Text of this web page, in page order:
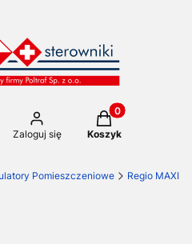
wyszukiwarkę
Zaloguj się
Produkty w
Koszyk
Pomieszczeniowe Regio MAXI